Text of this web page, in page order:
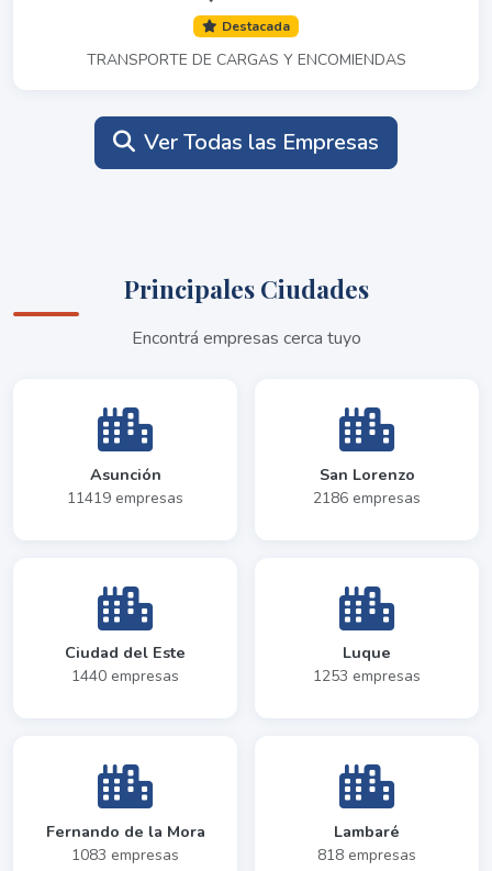
Destacada
TRANSPORTE DE CARGAS Y ENCOMIENDAS
Ver Todas las Empresas
Principales Ciudades
Encontrá empresas cerca tuyo
Asunción
11419 empresas
San Lorenzo
2186 empresas
Ciudad del Este
1440 empresas
Luque
1253 empresas
Fernando de la Mora
1083 empresas
Lambaré
818 empresas